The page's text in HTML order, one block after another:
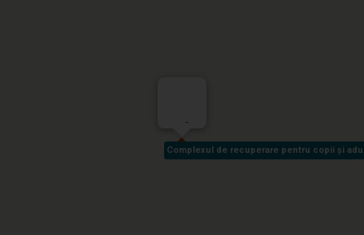
Complexul de recuperare pentru copii și
Complexul de recuperare pentru copii și
-